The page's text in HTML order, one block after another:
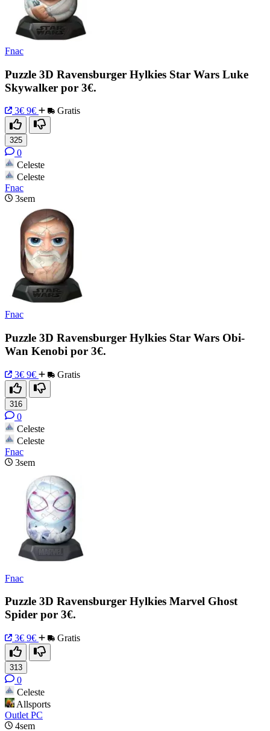
Fnac
Puzzle 3D Ravensburger Hylkies Star Wars Luke
Skywalker por 3€.
3€ 9€ Gratis
325
0
Celeste
Celeste
Fnac
3sem
Fnac
Puzzle 3D Ravensburger Hylkies Star Wars Obi-
Wan Kenobi por 3€.
3€ 9€ Gratis
316
0
Celeste
Celeste
Fnac
3sem
Fnac
Puzzle 3D Ravensburger Hylkies Marvel Ghost
Spider por 3€.
3€ 9€ Gratis
313
0
Celeste
Allsports
Outlet PC
4sem